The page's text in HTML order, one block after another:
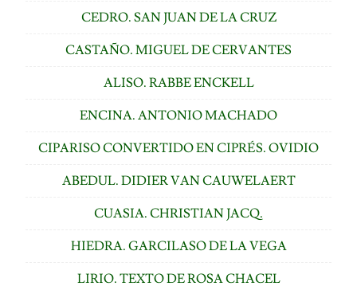
CEDRO. SAN JUAN DE LA CRUZ
CASTAÑO. MIGUEL DE CERVANTES
ALISO. RABBE ENCKELL
ENCINA. ANTONIO MACHADO
CIPARISO CONVERTIDO EN CIPRÉS. OVIDIO
ABEDUL. DIDIER VAN CAUWELAERT
CUASIA. CHRISTIAN JACQ.
HIEDRA. GARCILASO DE LA VEGA
LIRIO. TEXTO DE ROSA CHACEL